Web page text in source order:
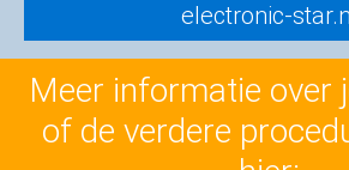
electronic-
Meer informatie over
of de verdere